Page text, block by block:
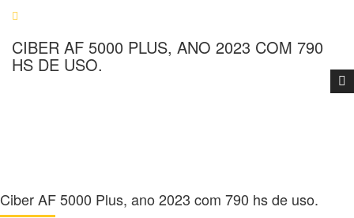
CIBER AF 5000 PLUS, ANO 2023 COM 790
HS DE USO.
Ciber AF 5000 Plus, ano 2023 com 790 hs de uso.